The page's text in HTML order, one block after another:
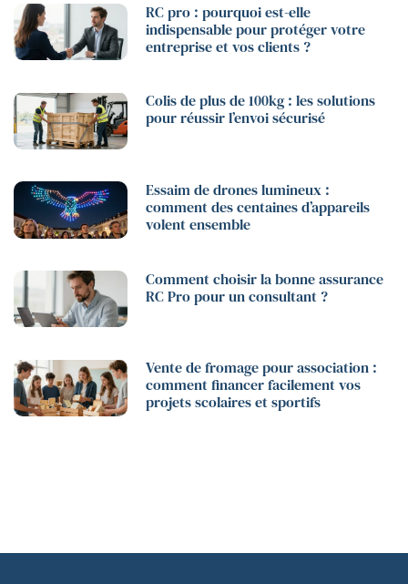
RC pro : pourquoi est-elle
indispensable pour protéger votre
entreprise et vos clients ?
Colis de plus de 100kg : les solutions
pour réussir l’envoi sécurisé
Essaim de drones lumineux :
comment des centaines d’appareils
volent ensemble
Comment choisir la bonne assurance
RC Pro pour un consultant ?
Vente de fromage pour association :
comment financer facilement vos
projets scolaires et sportifs